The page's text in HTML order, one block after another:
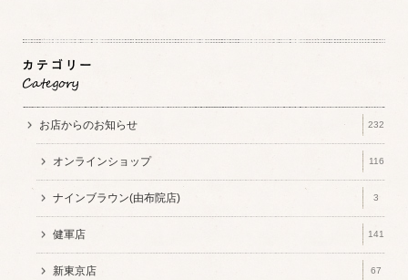
お店からのお知らせ 232
オンラインショップ 116
ナインブラウン(由布院店) 3
健軍店 141
新東京店 67